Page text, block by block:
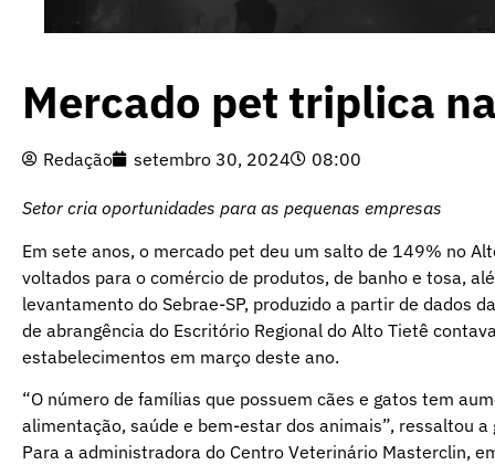
Mercado pet triplica
Redação setembro 30, 2024 08:00
Setor cria oportunidades para as pequenas empresas
Em sete anos, o mercado pet deu um salto de 149% no
voltados para o comércio de produtos, de banho e tosa,
levantamento do Sebrae-SP, produzido a partir de dados
de abrangência do Escritório Regional do Alto Tietê
estabelecimentos em março deste ano.
“O número de famílias que possuem cães e gatos tem
alimentação, saúde e bem-estar dos animais”, ressaltou
Para a administradora do Centro Veterinário Masterclin,